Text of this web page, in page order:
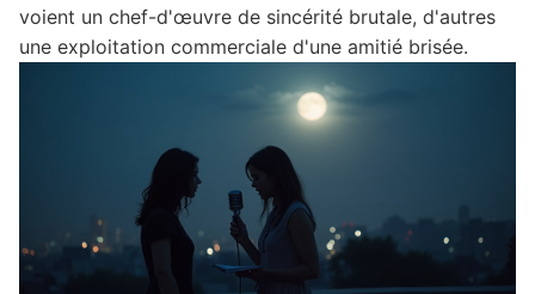
voient un chef-d'œuvre de sincérité brutale, d'autres
une exploitation commerciale d'une amitié brisée.